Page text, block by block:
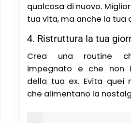
qualcosa di nuovo.
tua vita, ma anche la tua
4. Ristruttura la tua
Crea una routine
impegnato e che non
della tua ex. Evita quei
che alimentano la